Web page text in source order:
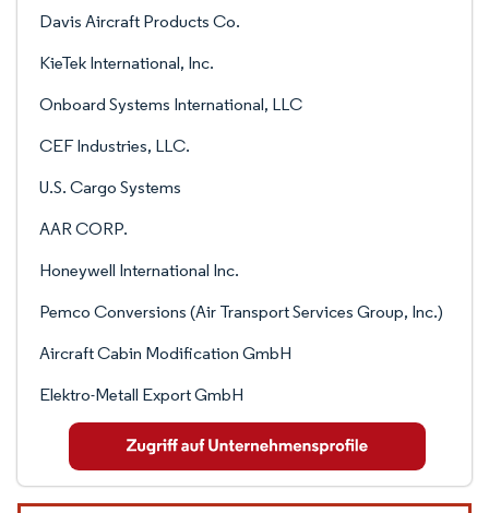
Davis Aircraft Products Co.
KieTek International, Inc.
Onboard Systems International, LLC
CEF Industries, LLC.
U.S. Cargo Systems
AAR CORP.
Honeywell International Inc.
Pemco Conversions (Air Transport Services Group, Inc.)
Aircraft Cabin Modification GmbH
Elektro-Metall Export GmbH